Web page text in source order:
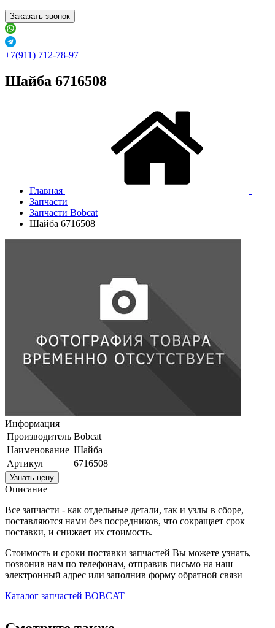
Заказать звонок
+7(911) 712-78-97
Шайба 6716508
Главная
Запчасти
Запчасти Bobcat
Шайба 6716508
Информация
Производитель Bobcat
Наименование Шайба
Артикул
6716508
Узнать цену
Описание
Все запчасти - как отдельные детали, так и узлы в сборе,
поставляются нами без посредников, что сокращает срок
поставки, и снижает их стоимость.
Стоимость и сроки поставки запчастей Вы можете узнать,
позвонив нам по телефонам, отправив письмо на наш
электронный адрес или заполнив форму обратной связи
Каталог запчастей BOBCAT